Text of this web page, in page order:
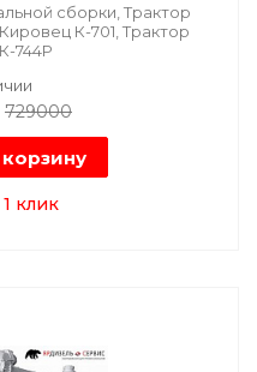
сборки, Трактор
К-701, Трактор
744Р
729000
клик